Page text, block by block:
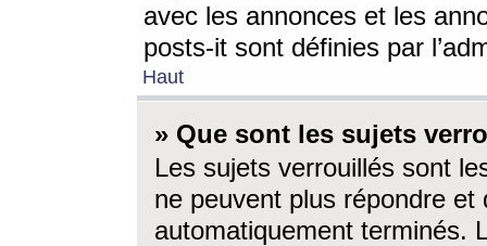
avec les annonces et les
posts-it sont définies par
Haut
» Que sont les sujets
Les sujets verrouillés sont
ne peuvent plus répondre
automatiquement terminés.